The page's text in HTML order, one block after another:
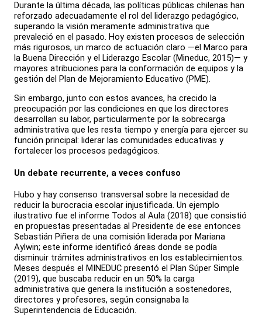
Durante la última década, las políticas públicas chilenas han
reforzado adecuadamente el rol del liderazgo pedagógico,
superando la visión meramente administrativa que
prevaleció en el pasado. Hoy existen procesos de selección
más rigurosos, un marco de actuación claro —el Marco para
la Buena Dirección y el Liderazgo Escolar (Mineduc, 2015)— y
mayores atribuciones para la conformación de equipos y la
gestión del Plan de Mejoramiento Educativo (PME).
Sin embargo, junto con estos avances, ha crecido la
preocupación por las condiciones en que los directores
desarrollan su labor, particularmente por la sobrecarga
administrativa que les resta tiempo y energía para ejercer su
función principal: liderar las comunidades educativas y
fortalecer los procesos pedagógicos.
Un debate recurrente, a veces confuso
Hubo y hay consenso transversal sobre la necesidad de
reducir la burocracia escolar injustificada. Un ejemplo
ilustrativo fue el informe Todos al Aula (2018) que consistió
en propuestas presentadas al Presidente de ese entonces
Sebastián Piñera de una comisión liderada por Mariana
Aylwin; este informe identificó áreas donde se podía
disminuir trámites administrativos en los establecimientos.
Meses después el MINEDUC presentó el Plan Súper Simple
(2019), que buscaba reducir en un 50% la carga
administrativa que genera la institución a sostenedores,
directores y profesores, según consignaba la
Superintendencia de Educación.